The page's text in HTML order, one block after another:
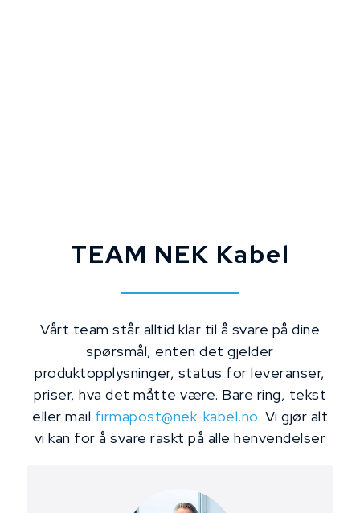
TEAM NEK Kabel
Vårt team står alltid klar til å svare på dine
spørsmål, enten det gjelder
produktopplysninger, status for leveranser,
priser, hva det måtte være. Bare ring, tekst
eller mail firmapost@nek-kabel.no. Vi gjør alt
vi kan for å svare raskt på alle henvendelser